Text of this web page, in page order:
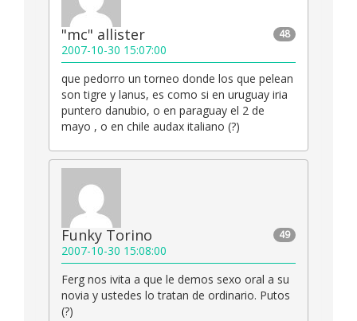
48
"mc" allister
2007-10-30 15:07:00
que pedorro un torneo donde los que pelean
son tigre y lanus, es como si en uruguay iria
puntero danubio, o en paraguay el 2 de
mayo , o en chile audax italiano (?)
49
Funky Torino
2007-10-30 15:08:00
Ferg nos ivita a que le demos sexo oral a su
novia y ustedes lo tratan de ordinario. Putos
(?)